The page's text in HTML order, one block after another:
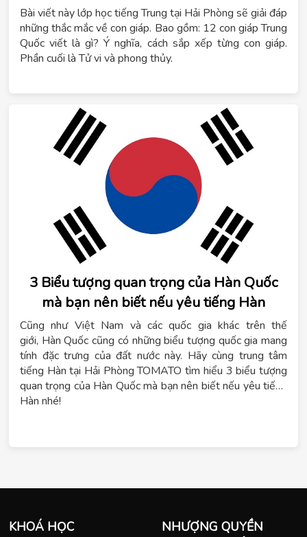
Bài viết này lớp học tiếng Trung tại Hải Phòng sẽ giải đáp
những thắc mắc về con giáp. Bao gồm: 12 con giáp Trung
Quốc viết là gì? Ý nghĩa, cách sắp xếp từng con giáp.
Phần cuối là Tử vi và phong thủy.
3 Biểu tượng quan trọng của Hàn Quốc
mà bạn nên biết nếu yêu tiếng Hàn
Cũng như Việt Nam và các quốc gia khác trên thế
giới, Hàn Quốc cũng có những biểu tượng quốc gia mang
tính đặc trưng của đất nước này. Hãy cùng trung tâm
tiếng Hàn tại Hải Phòng TOMATO tìm hiểu 3 biểu tượng
quan trọng của Hàn Quốc mà bạn nên biết nếu yêu tiếng
Hàn nhé!
KHOÁ HỌC
NHƯỢNG QUYỀN